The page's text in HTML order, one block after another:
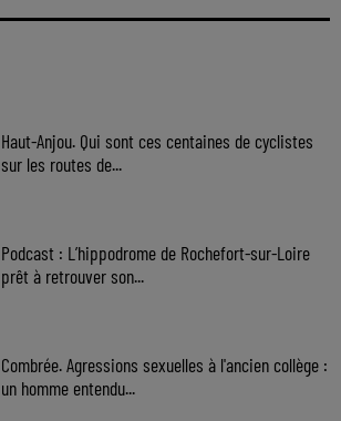
Haut-Anjou. Qui sont ces centaines de cyclistes
sur les routes de...
Podcast : L’hippodrome de Rochefort-sur-Loire
prêt à retrouver son...
Combrée. Agressions sexuelles à l'ancien collège :
un homme entendu...